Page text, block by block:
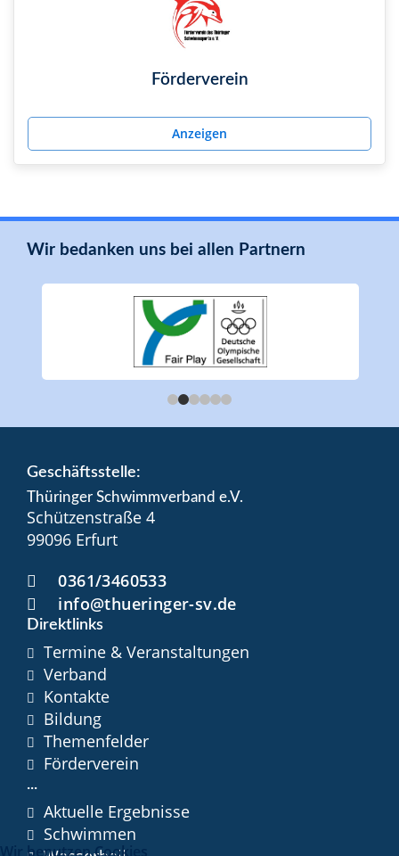
Förderverein
Anzeigen
Wir bedanken uns bei allen Partnern
Geschäftsstelle:
Thüringer Schwimmverband e.V.
Schützenstraße 4
99096 Erfurt
0361/3460533
info@thueringer-sv.de
Direktlinks
Termine & Veranstaltungen
Verband
Kontakte
Bildung
Themenfelder
Förderverein
...
Aktuelle Ergebnisse
Schwimmen
Wir benutzen Cookies